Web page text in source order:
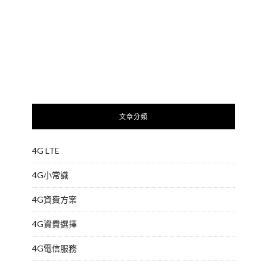
文章分類
4G LTE
4G小常識
4G資費方案
4G資費選擇
4G電信服務